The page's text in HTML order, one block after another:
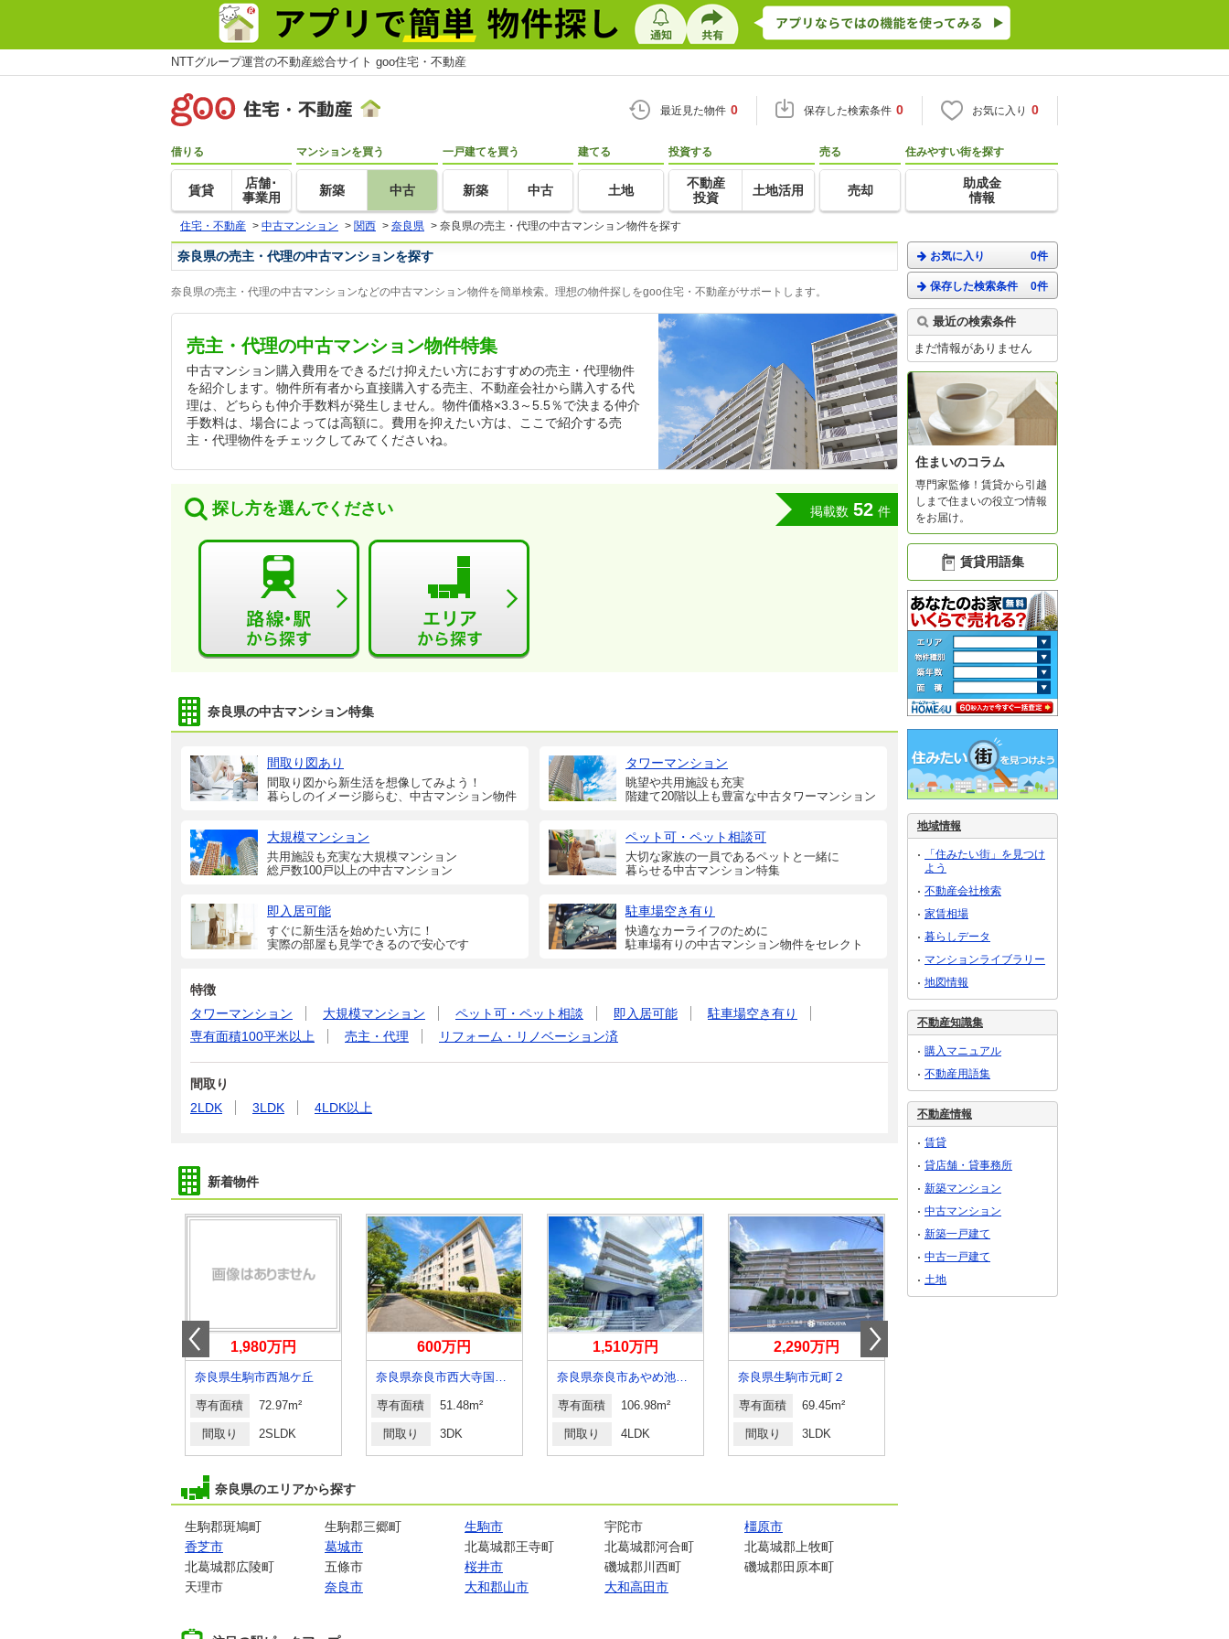
NTTグループ運営の不動産総合サイト goo住宅・不動産
最近見た物件 0 保存した検索条件 0 お気に入り 0
借りる
賃貸
店舗･
事業用
マンションを買う
新築 中古
一戸建てを買う
新築 中古
建てる
土地
投資する
不動産
投資
土地活用
売る
売却
住みやすい街を探す
助成金
情報
住宅・不動産 > 中古マンション > 関西 > 奈良県 > 奈良県の売主・代理の中古マンション物件を探す
奈良県の売主・代理の中古マンションを探す
奈良県の売主・代理の中古マンションなどの中古マンション物件を簡単検索。理想の物件探しをgoo住宅・不動産がサポートします。
売主・代理の中古マンション物件特集
中古マンション購入費用をできるだけ抑えたい方におすすめの売主・代理物件
を紹介します。物件所有者から直接購入する売主、不動産会社から購入する代
理は、どちらも仲介手数料が発生しません。物件価格×3.3～5.5％で決まる仲介
手数料は、場合によっては高額に。費用を抑えたい方は、ここで紹介する売
主・代理物件をチェックしてみてくださいね。
探し方を選んでください 掲載数 52 件
奈良県の中古マンション特集
間取り図あり
間取り図から新生活を想像してみよう！
暮らしのイメージ膨らむ、中古マンション物件
タワーマンション
眺望や共用施設も充実
階建て20階以上も豊富な中古タワーマンション
大規模マンション
共用施設も充実な大規模マンション
総戸数100戸以上の中古マンション
ペット可・ペット相談可
大切な家族の一員であるペットと一緒に
暮らせる中古マンション特集
即入居可能
すぐに新生活を始めたい方に！
実際の部屋も見学できるので安心です
駐車場空き有り
快適なカーライフのために
駐車場有りの中古マンション物件をセレクト
特徴
タワーマンション
大規模マンション ペット可・ペット相談 即入居可能
駐車場空き有り
専有面積100平米以上
売主・代理 リフォーム・リノベーション済
間取り
2LDK
3LDK 4LDK以上
新着物件
1,980万円
奈良県生駒市西旭ケ丘
専有面積 72.97m²
間取り 2SLDK
600万円
奈良県奈良市西大寺国見町１
専有面積 51.48m²
間取り 3DK
1,510万円
奈良県奈良市あやめ池南６
専有面積 106.98m²
間取り 4LDK
2,290万円
奈良県生駒市元町２
専有面積 69.45m²
間取り 3LDK
奈良県のエリアから探す
生駒郡斑鳩町 生駒郡三郷町 生駒市 宇陀市
橿原市
香芝市
葛城市 北葛城郡王寺町 北葛城郡河合町
北葛城郡上牧町
北葛城郡広陵町
五條市 桜井市 磯城郡川西町
磯城郡田原本町
天理市
奈良市 大和郡山市 大和高田市
お気に入り 0件
保存した検索条件 0件
最近の検索条件
まだ情報がありません
住まいのコラム
専門家監修！賃貸から引越
しまで住まいの役立つ情報
をお届け。
賃貸用語集
地域情報
「住みたい街」を見つけ
よう
不動産会社検索
家賃相場
暮らしデータ
マンションライブラリー
地図情報
不動産知識集
購入マニュアル
不動産用語集
不動産情報
賃貸
貸店舗・貸事務所
新築マンション
中古マンション
新築一戸建て
中古一戸建て
土地